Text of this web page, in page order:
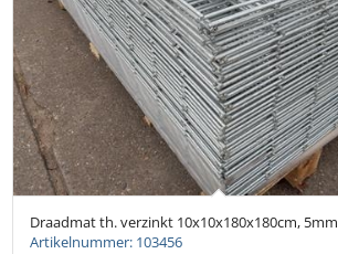
Draadmat th. verzinkt 10x10x180x180cm, 5mm
Artikelnummer: 103456